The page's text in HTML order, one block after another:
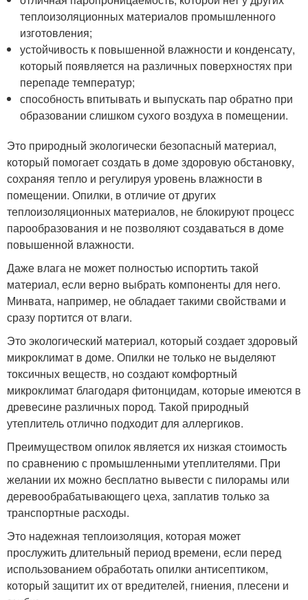
теплоизоляционных материалов промышленного
изготовления;
устойчивость к повышенной влажности и конденсату,
который появляется на различных поверхностях при
перепаде температур;
способность впитывать и выпускать пар обратно при
образовании слишком сухого воздуха в помещении.
Это природный экологически безопасный материал,
который помогает создать в доме здоровую обстановку,
сохраняя тепло и регулируя уровень влажности в
помещении. Опилки, в отличие от других
теплоизоляционных материалов, не блокируют процесс
парообразования и не позволяют создаваться в доме
повышенной влажности.
Даже влага не может полностью испортить такой
материал, если верно выбрать компоненты для него.
Минвата, например, не обладает такими свойствами и
сразу портится от влаги.
Это экологический материал, который создает здоровый
микроклимат в доме. Опилки не только не выделяют
токсичных веществ, но создают комфортный
микроклимат благодаря фитонцидам, которые имеются в
древесине различных пород. Такой природный
утеплитель отлично подходит для аллергиков.
Преимуществом опилок является их низкая стоимость
по сравнению с промышленными утеплителями. При
желании их можно бесплатно вывести с пилорамы или
деревообрабатывающего цеха, заплатив только за
транспортные расходы.
Это надежная теплоизоляция, которая может
прослужить длительный период времени, если перед
использованием обработать опилки антисептиком,
который защитит их от вредителей, гниения, плесени и